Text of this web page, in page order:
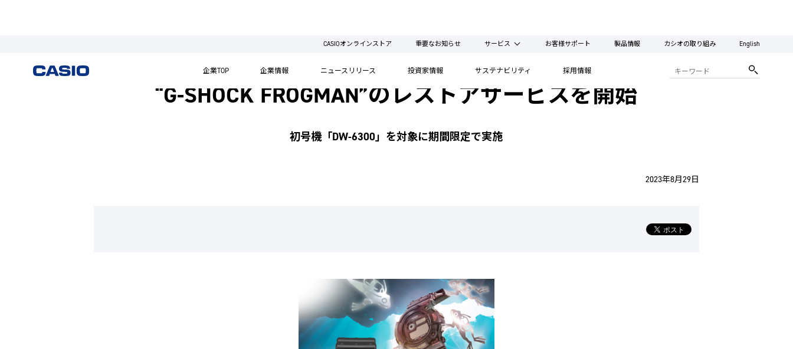
CASIOオンラインストア 重要なお知らせ サービス お客様サポート 製品情報 カシオの取り組み English
企業TOP 企業情報 ニュースリリース 投資家情報 サステナビリティ 採用情報
“G-SHOCK FROGMAN”のレストアサービスを開始
初号機「DW-6300」を対象に期間限定で実施
2023年8月29日